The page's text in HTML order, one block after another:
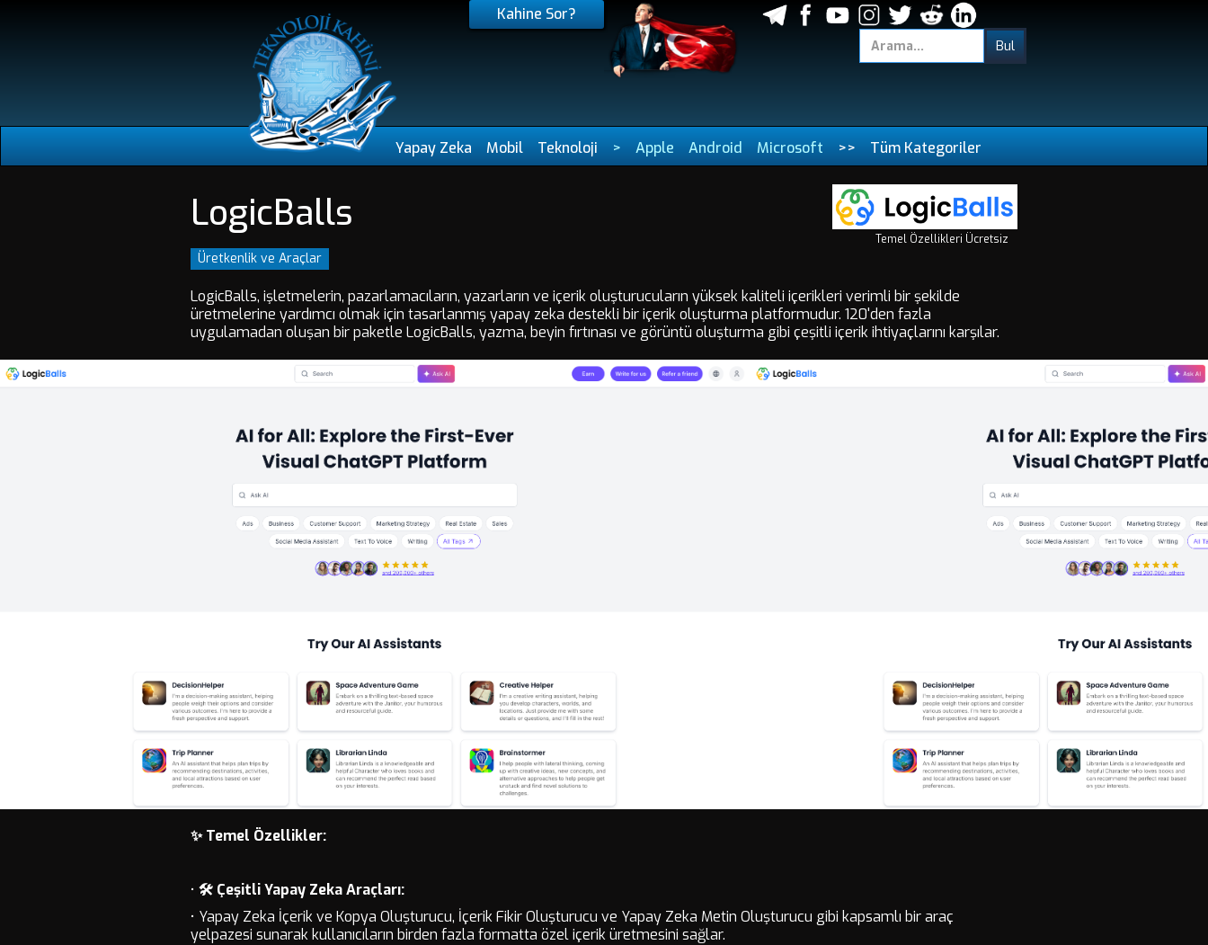
Kahine Sor?
Yapay Zeka Mobil Teknoloji > Apple Android Microsoft >> Tüm Kategoriler
LogicBalls
Üretkenlik ve Araçlar
Temel Özellikleri Ücretsiz
LogicBalls, işletmelerin, pazarlamacıların, yazarların ve içerik oluşturucuların yüksek kaliteli içerikleri verimli bir şekilde
üretmelerine yardımcı olmak için tasarlanmış yapay zeka destekli bir içerik oluşturma platformudur. 120'den fazla
uygulamadan oluşan bir paketle LogicBalls, yazma, beyin fırtınası ve görüntü oluşturma gibi çeşitli içerik ihtiyaçlarını karşılar.
✨ Temel Özellikler:
• 🛠️ Çeşitli Yapay Zeka Araçları:
• Yapay Zeka İçerik ve Kopya Oluşturucu, İçerik Fikir Oluşturucu ve Yapay Zeka Metin Oluşturucu gibi kapsamlı bir araç
yelpazesi sunarak kullanıcıların birden fazla formatta özel içerik üretmesini sağlar.